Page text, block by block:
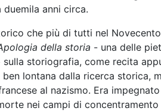
anni circa.
che più di tutti nel
della storia - una delle
storiografia, come recita
lontana dalla ricerca storica,
al nazismo. Era
nei campi di